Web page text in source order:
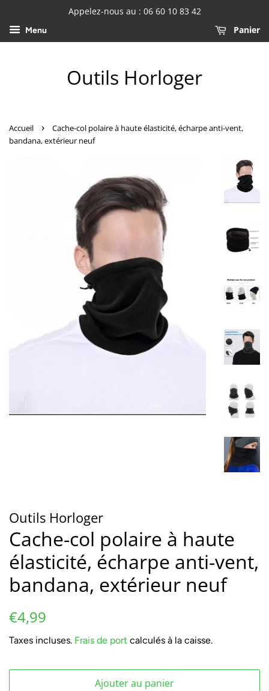
Appelez-nous au : 06 60 10 83 42
Menu Panier
Outils Horloger
Accueil ›
Cache-col polaire à haute élasticité, écharpe anti-vent,
bandana, extérieur neuf
Outils Horloger
Cache-col polaire à haute
élasticité, écharpe anti-vent,
bandana, extérieur neuf
Prix
€4,99
Taxes incluses. Frais de port calculés à la caisse.
Ajouter au panier